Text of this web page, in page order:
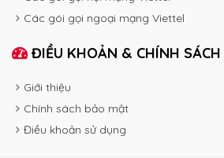
Các gói gọi ngoại mạng Viettel
ĐIỀU KHOẢN & CHÍNH SÁCH
Giới thiệu
Chính sách bảo mật
Điều khoản sử dụng